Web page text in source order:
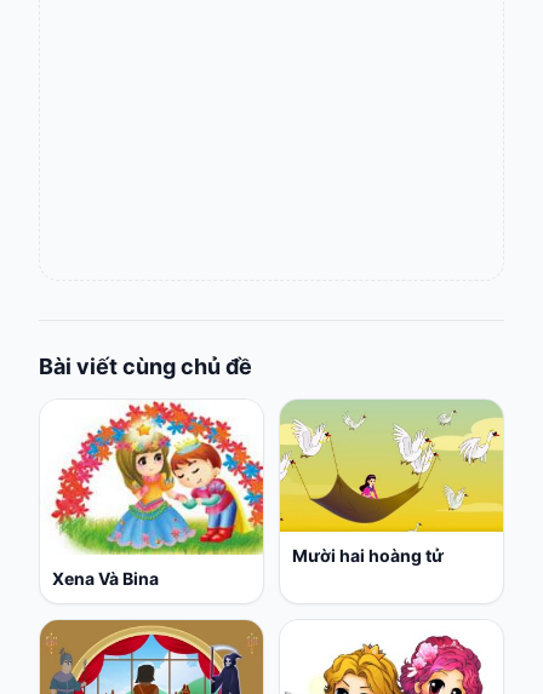
Bài viết cùng chủ đề
Xena Và Bina
Mười hai hoàng tử